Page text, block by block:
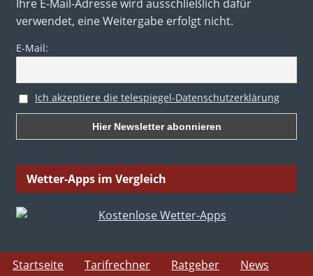
Ihre E-Mail-Adresse wird ausschließlich dafür
verwendet, eine Weitergabe erfolgt nicht.
E-Mail:
Ich akzeptiere die telespiegel-Datenschutzerklärung
Wetter-Apps im Vergleich
Startseite Tarifrechner Ratgeber News